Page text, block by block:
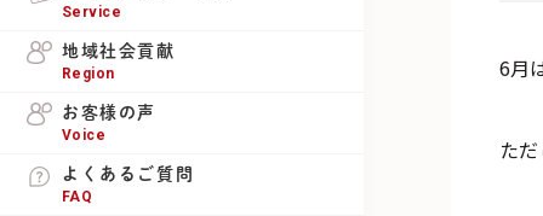
Service
地域社会貢献
Region
お客様の声
Voice
よくあるご質問
FAQ
6月
た